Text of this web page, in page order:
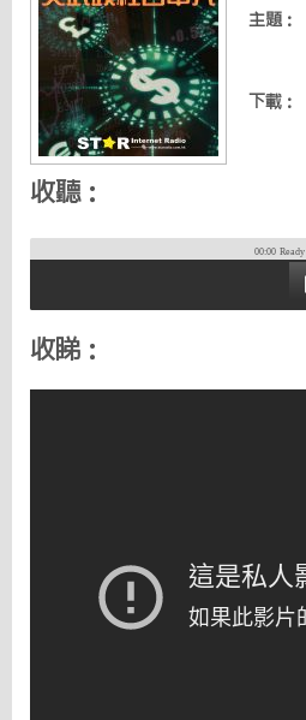
主題：
下載：
收聽：
00:00 Ready
收睇：